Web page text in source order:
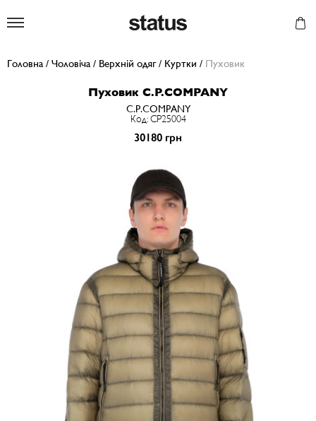
Головна / Чоловіча / Верхній одяг/ Куртки / Пуховик
Пуховик C.P.COMPANY
C.P.COMPANY
Код: CP25004
30180 грн